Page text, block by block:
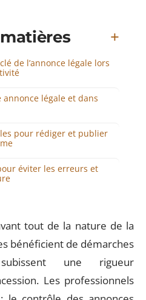
de l’annonce légale lors
légale et dans
pour rédiger et publier
éviter les erreurs et
tout de la nature de la
bénéficient de démarches
une rigueur
Les professionnels